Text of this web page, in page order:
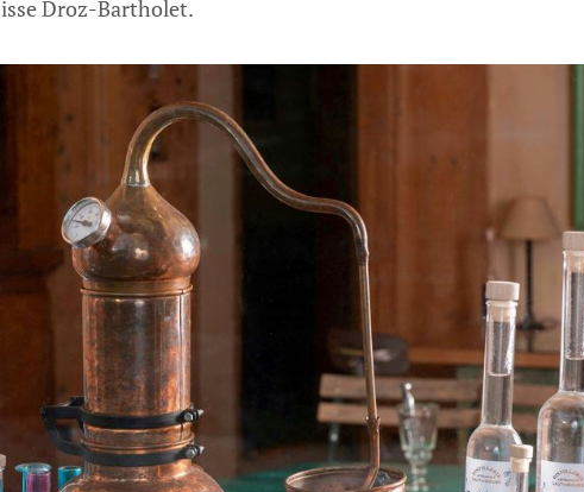
Droz-Bartholet.